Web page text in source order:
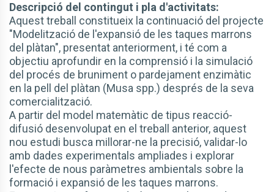
Descripció del contingut i pla d'activitats:
Aquest treball constitueix la continuació del projecte
"Modelització de l'expansió de les taques marrons
del plàtan", presentat anteriorment, i té com a
objectiu aprofundir en la comprensió i la simulació
del procés de bruniment o pardejament enzimàtic
en la pell del plàtan (Musa spp.) després de la seva
comercialització.
A partir del model matemàtic de tipus reacció-
difusió desenvolupat en el treball anterior, aquest
nou estudi busca millorar-ne la precisió, validar-lo
amb dades experimentals ampliades i explorar
l'efecte de nous paràmetres ambientals sobre la
formació i expansió de les taques marrons.